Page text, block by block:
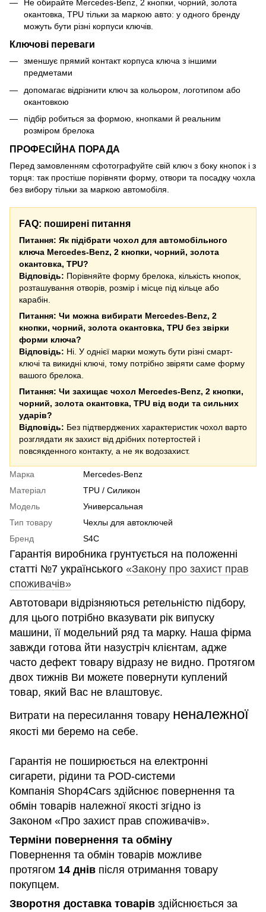
Не обирайте Mercedes-Benz, 2 кнопки, чорний, золота
окантовка, TPU тільки за маркою авто: у одного бренду
можуть бути різні корпуси ключів.
Ключові переваги
зменшує прямий контакт корпуса ключа з іншими
предметами
допомагає відрізнити ключ за кольором, логотипом або
окантовкою
підбір робиться за формою, кнопками й реальним
розміром брелока
ПРОФЕСІЙНА ПОРАДА
Перед замовленням сфотографуйте свій ключ з боку кнопок і з
торця: так простіше порівняти форму, отвори та посадку чохла
без вибору тільки за маркою автомобіля.
FAQ: поширені питання
Питання: Як підібрати чохол для автомобільного
ключа Mercedes-Benz, 2 кнопки, чорний, золота
окантовка, TPU?
Відповідь: Порівняйте форму брелока, кількість кнопок,
розташування отворів, розмір і місце під кільце або
карабін.
Питання: Чи можна вибирати Mercedes-Benz, 2
кнопки, чорний, золота окантовка, TPU без звірки
форми ключа?
Відповідь: Ні. У однієї марки можуть бути різні смарт-
ключі та викидні ключі, тому потрібно звіряти саме форму
вашого брелока.
Питання: Чи захищає чохол Mercedes-Benz, 2 кнопки,
чорний, золота окантовка, TPU від води та сильних
ударів?
Відповідь: Без підтверджених характеристик чохол варто
розглядати як захист від дрібних потертостей і
повсякденного контакту, а не як водозахист.
Марка
Mercedes-Benz
Матеріал
TPU / Силикон
Модель
Универсальная
Тип товару
Чехлы для автоключей
Бренд
S4C
Гарантія виробника грунтується на положенні
статті №7 українського «Закону про захист прав
споживачів»
Автотовари відрізняються ретельністю підбору,
для цього потрібно вказувати рік випуску
машини, її модельний ряд та марку. Наша фірма
завжди готова йти назустріч клієнтам, адже
часто дефект товару відразу не видно. Протягом
двох тижнів Ви можете повернути куплений
товар, який Вас не влаштовує.
Витрати на пересилання товару неналежної
якості ми беремо на себе.
Гарантія не поширюється на електронні
сигарети, рідини та POD-системи
Компанія Shop4Cars здійснює повернення та
обмін товарів належної якості згідно із
Законом «Про захист прав споживачів».
Терміни повернення та обміну
Повернення та обмін товарів можливе
протягом 14 днів після отримання товару
покупцем.
Зворотня доставка товарів здійснюється за